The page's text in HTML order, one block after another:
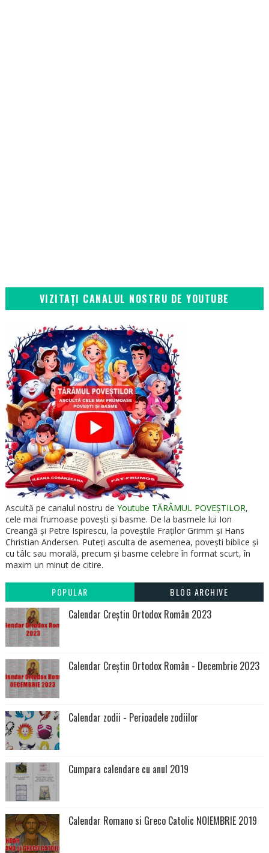
VIZITAȚI CANALUL NOSTRU DE YOUTUBE
Ascultă pe canalul nostru de Youtube TĂRÂMUL POVEȘTILOR,
cele mai frumoase povești și basme. De la basmele lui Ion
Creangă și Petre Ispirescu, la poveștile Fraților Grimm și Hans
Christian Andersen. Puteți asculta de asemenea, povești biblice și
cu tâlc sau morală, precum și basme celebre în format scurt, în
maxim un minut de citire.
POPULAR BLOG ARCHIVE
Calendar Creștin Ortodox Român 2023
Calendar Creștin Ortodox Român - Decembrie 2023
Calendar zodii - Perioadele zodiilor
Cumpara calendare cu anul 2019
Calendar Romano si Greco Catolic NOIEMBRIE 2019